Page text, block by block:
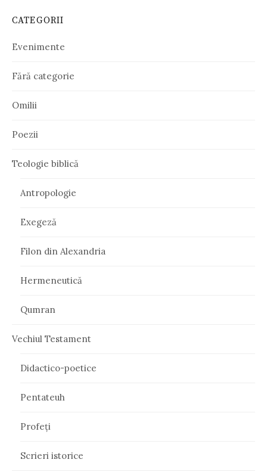
CATEGORII
Evenimente
Fără categorie
Omilii
Poezii
Teologie biblică
Antropologie
Exegeză
Filon din Alexandria
Hermeneutică
Qumran
Vechiul Testament
Didactico-poetice
Pentateuh
Profeți
Scrieri istorice